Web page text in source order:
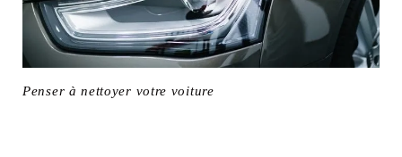
Penser à nettoyer votre voiture